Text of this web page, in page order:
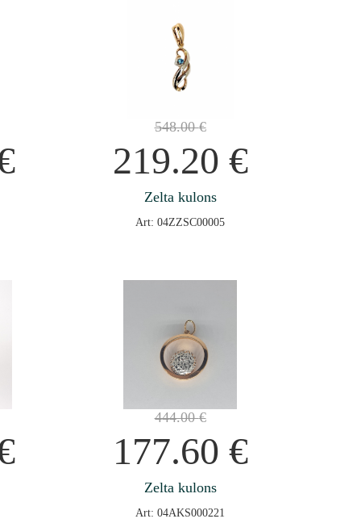
548.00€
219.20 €
Zelta kulons
Art: 04ZZSC00005
444.00€
177.60 €
Zelta kulons
Art: 04AKS000221